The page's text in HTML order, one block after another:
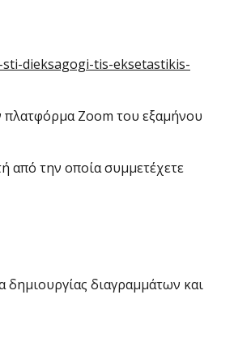
dieksagogi-tis-eksetastikis-
πλατφόρμα Zoom του εξαμήνου
από την οποία συμμετέχετε
δημιουργίας διαγραμμάτων και